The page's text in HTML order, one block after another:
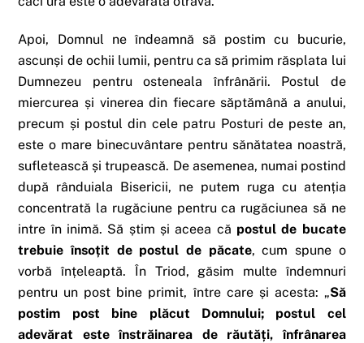
Apoi, Domnul ne îndeamnă să postim cu bucurie,
ascunși de ochii lumii, pentru ca să primim răsplata lui
Dumnezeu pentru osteneala înfrânării. Postul de
miercurea și vinerea din fiecare săptămână a anului,
precum și postul din cele patru Posturi de peste an,
este o mare binecuvântare pentru sănătatea noastră,
sufletească și trupească. De asemenea, numai postind
după rânduiala Bisericii, ne putem ruga cu atenția
concentrată la rugăciune pentru ca rugăciunea să ne
intre în inimă. Să știm și aceea că postul de bucate
trebuie însoțit de postul de păcate, cum spune o
vorbă înțeleaptă. În Triod, găsim multe îndemnuri
pentru un post bine primit, între care și acesta: „Să
postim post bine plăcut Domnului; postul cel
adevărat este înstrăinarea de răutăți, înfrânarea